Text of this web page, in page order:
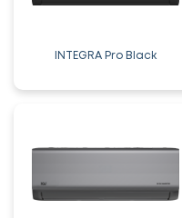
INTEGRA Pro Black